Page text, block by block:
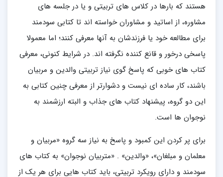
هستند که بارها در کلاس های تربیتی و یا در جلسه های
مشاوره، از اساتید و مشاوران خواسته اند تا کتابی سودمند
برای مطالعه خود یا فرزندشان به آنها معرفی کنند؛ اما معمولا
پاسخی درخور و قانع کننده نگرفته اند. در شرایط کنونی، معرفی
کتاب های خوبی که پاسخ گوی نیاز تربیتی والدین و مربیان
باشند، کار ساده ای نیست و دشوارتر از معرفی چنین کتابی به
این دو گروه، پیشنهاد کتاب های جذاب و البته ارزشمند به
نوجوان ها است.
برای پر کردن این کمبود و پاسخ به نیاز سه گروه «مربیان و
معلمان و مبلغان»، «والدین» . «متربیان نوجوان» به کتاب های
سودمند و دارای رویکرد تربیتی، باید کتاب هایی برای هر یک از